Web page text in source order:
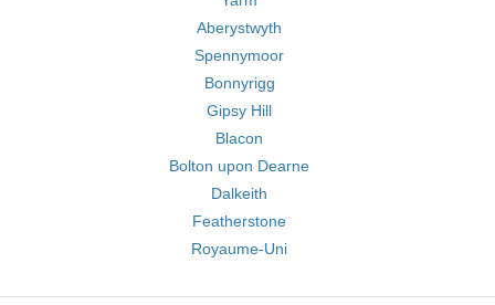
Aberystwyth
Spennymoor
Bonnyrigg
Gipsy Hill
Blacon
Bolton upon Dearne
Dalkeith
Featherstone
Royaume-Uni